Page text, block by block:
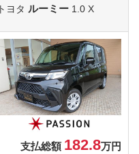
トヨタ ルーミー 1.0 X
支払総額 182.8万円